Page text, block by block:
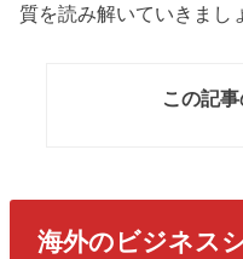
質を読み解いていきまし
この記
海外のビジネス